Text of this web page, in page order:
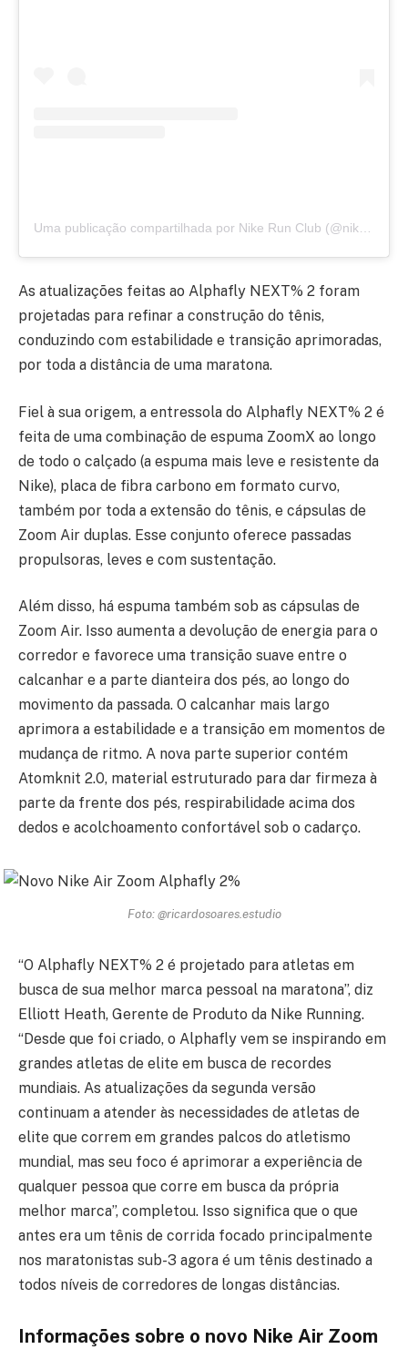
As atualizações feitas ao Alphafly NEXT% 2 foram
projetadas para refinar a construção do tênis,
conduzindo com estabilidade e transição aprimoradas,
por toda a distância de uma maratona.
Fiel à sua origem, a entressola do Alphafly NEXT% 2 é
feita de uma combinação de espuma ZoomX ao longo
de todo o calçado (a espuma mais leve e resistente da
Nike), placa de fibra carbono em formato curvo,
também por toda a extensão do tênis, e cápsulas de
Zoom Air duplas. Esse conjunto oferece passadas
propulsoras, leves e com sustentação.
Além disso, há espuma também sob as cápsulas de
Zoom Air. Isso aumenta a devolução de energia para o
corredor e favorece uma transição suave entre o
calcanhar e a parte dianteira dos pés, ao longo do
movimento da passada. O calcanhar mais largo
aprimora a estabilidade e a transição em momentos de
mudança de ritmo. A nova parte superior contém
Atomknit 2.0, material estruturado para dar firmeza à
parte da frente dos pés, respirabilidade acima dos
dedos e acolchoamento confortável sob o cadarço.
Foto: @ricardosoares.estudio
“O Alphafly NEXT% 2 é projetado para atletas em
busca de sua melhor marca pessoal na maratona”, diz
Elliott Heath, Gerente de Produto da Nike Running.
“Desde que foi criado, o Alphafly vem se inspirando em
grandes atletas de elite em busca de recordes
mundiais. As atualizações da segunda versão
continuam a atender às necessidades de atletas de
elite que correm em grandes palcos do atletismo
mundial, mas seu foco é aprimorar a experiência de
qualquer pessoa que corre em busca da própria
melhor marca”, completou. Isso significa que o que
antes era um tênis de corrida focado principalmente
nos maratonistas sub-3 agora é um tênis destinado a
todos níveis de corredores de longas distâncias.
Informações sobre o novo Nike Air Zoom